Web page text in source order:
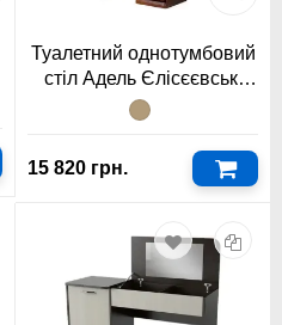
Туалетний однотумбовий
стіл Адель Єлісєєвські
Меблі
15 820 грн.